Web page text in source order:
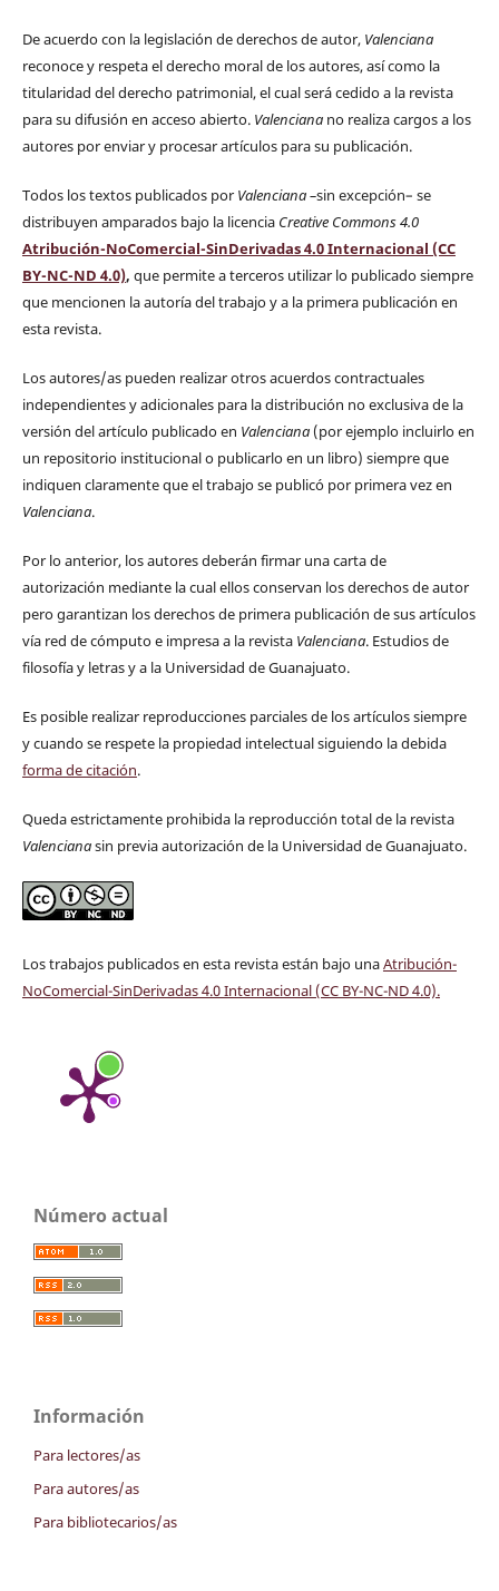
De acuerdo con la legislación de derechos de autor, Valenciana
reconoce y respeta el derecho moral de los autores, así como la
titularidad del derecho patrimonial, el cual será cedido a la revista
para su difusión en acceso abierto. Valencianano realiza cargos a los
autores por enviar y procesar artículos para su publicación.
Todos los textos publicados por Valenciana–sin excepción– se
distribuyen amparados bajo la licencia Creative Commons 4.0
Atribución-NoComercial-SinDerivadas 4.0 Internacional (CC
BY-NC-ND 4.0), que permite a terceros utilizar lo publicado siempre
que mencionen la autoría del trabajo y a la primera publicación en
esta revista.
Los autores/as pueden realizar otros acuerdos contractuales
independientes y adicionales para la distribución no exclusiva de la
versión del artículo publicado en Valenciana(por ejemplo incluirlo en
un repositorio institucional o publicarlo en un libro) siempre que
indiquen claramente que el trabajo se publicó por primera vez en
Valenciana.
Por lo anterior, los autores deberán firmar una carta de
autorización mediante la cual ellos conservan los derechos de autor
pero garantizan los derechos de primera publicación de sus artículos
vía red de cómputo e impresa a la revista Valenciana. Estudios de
filosofía y letras y a la Universidad de Guanajuato.
Es posible realizar reproducciones parciales de los artículos siempre
y cuando se respete la propiedad intelectual siguiendo la debida
forma de citación.
Queda estrictamente prohibida la reproducción total de la revista
Valencianasin previa autorización de la Universidad de Guanajuato.
Los trabajos publicados en esta revista están bajo unaAtribución-
NoComercial-SinDerivadas 4.0 Internacional (CC BY-NC-ND 4.0).
Número actual
Información
Para lectores/as
Para autores/as
Para bibliotecarios/as